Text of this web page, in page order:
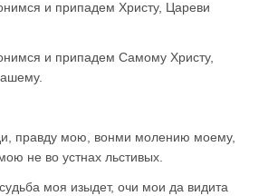
и припадем Христу, Цареви
и припадем Самому Христу,
правду мою, вонми молению моему,
не во устнах льстивых.
моя изыдет, oчи мои да видита